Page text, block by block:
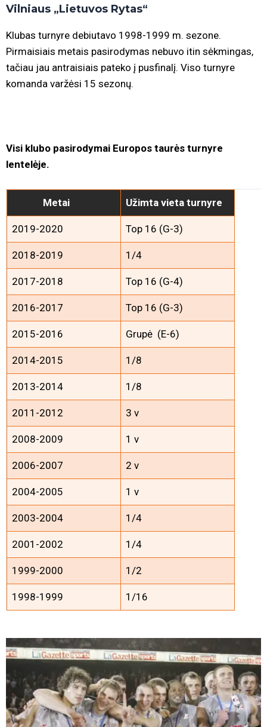
Vilniaus „Lietuvos Rytas“
Klubas turnyre debiutavo 1998-1999 m. sezone.
Pirmaisiais metais pasirodymas nebuvo itin sėkmingas,
tačiau jau antraisiais pateko į pusfinalį. Viso turnyre
komanda varžėsi 15 sezonų.
Visi klubo pasirodymai Europos taurės turnyre
lentelėje.
Metai Užimta vieta turnyre
2019-2020 Top 16 (G-3)
2018-2019 1/4
2017-2018 Top 16 (G-4)
2016-2017 Top 16 (G-3)
2015-2016 Grupė (E-6)
2014-2015 1/8
2013-2014 1/8
2011-2012 3 v
2008-2009 1 v
2006-2007 2 v
2004-2005 1 v
2003-2004 1/4
2001-2002 1/4
1999-2000 1/2
1998-1999 1/16